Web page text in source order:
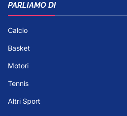
PARLIAMO DI
Calcio
Basket
Motori
Tennis
Altri Sport